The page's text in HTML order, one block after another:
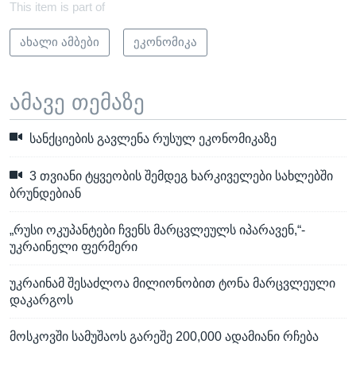
This item is part of
ახალი ამბები ეკონომიკა
ამავე თემაზე
სანქციების გავლენა რუსულ ეკონომიკაზე
3 თვიანი ტყვეობის შემდეგ ხარკიველები სახლებში
ბრუნდებიან
„რუსი ოკუპანტები ჩვენს მარცვლეულს იპარავენ,“-
უკრაინელი ფერმერი
უკრაინამ შესაძლოა მილიონობით ტონა მარცვლეული
დაკარგოს
მოსკოვში სამუშაოს გარეშე 200,000 ადამიანი რჩება